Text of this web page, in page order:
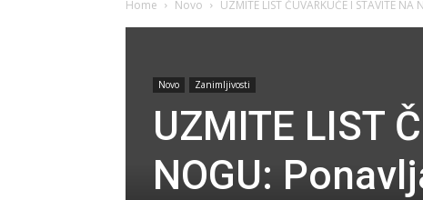
Home Novo UZMITE LIST ČUVARKUĆE I STAVITE
Novo Zanimljivosti
UZMITE LIST
NOGU: